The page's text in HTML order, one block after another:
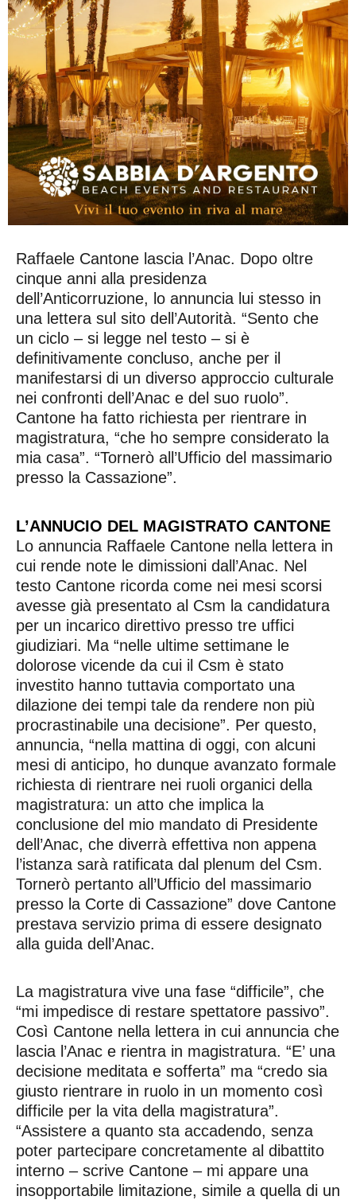
Raffaele Cantone lascia l’Anac. Dopo oltre
cinque anni alla presidenza
dell’Anticorruzione, lo annuncia lui stesso in
una lettera sul sito dell’Autorità. “Sento che
un ciclo – si legge nel testo – si è
definitivamente concluso, anche per il
manifestarsi di un diverso approccio culturale
nei confronti dell’Anac e del suo ruolo”.
Cantone ha fatto richiesta per rientrare in
magistratura, “che ho sempre considerato la
mia casa”. “Tornerò all’Ufficio del massimario
presso la Cassazione”.
L’ANNUCIO DEL MAGISTRATO CANTONE
Lo annuncia Raffaele Cantone nella lettera in
cui rende note le dimissioni dall’Anac. Nel
testo Cantone ricorda come nei mesi scorsi
avesse già presentato al Csm la candidatura
per un incarico direttivo presso tre uffici
giudiziari. Ma “nelle ultime settimane le
dolorose vicende da cui il Csm è stato
investito hanno tuttavia comportato una
dilazione dei tempi tale da rendere non più
procrastinabile una decisione”. Per questo,
annuncia, “nella mattina di oggi, con alcuni
mesi di anticipo, ho dunque avanzato formale
richiesta di rientrare nei ruoli organici della
magistratura: un atto che implica la
conclusione del mio mandato di Presidente
dell’Anac, che diverrà effettiva non appena
l’istanza sarà ratificata dal plenum del Csm.
Tornerò pertanto all’Ufficio del massimario
presso la Corte di Cassazione” dove Cantone
prestava servizio prima di essere designato
alla guida dell’Anac.
La magistratura vive una fase “difficile”, che
“mi impedisce di restare spettatore passivo”.
Così Cantone nella lettera in cui annuncia che
lascia l’Anac e rientra in magistratura. “E’ una
decisione meditata e sofferta” ma “credo sia
giusto rientrare in ruolo in un momento così
difficile per la vita della magistratura”.
“Assistere a quanto sta accadendo, senza
poter partecipare concretamente al dibattito
interno – scrive Cantone – mi appare una
insopportabile limitazione, simile a quella di un